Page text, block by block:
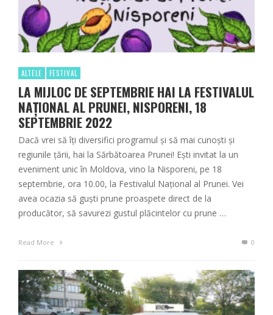
ALTELE FESTIVAL
LA MIJLOC DE SEPTEMBRIE HAI LA FESTIVALUL
NAȚIONAL AL PRUNEI, NISPORENI, 18
SEPTEMBRIE 2022
Dacă vrei să îți diversifici programul și să mai cunoști și
regiunile țării, hai la Sărbătoarea Prunei! Ești invitat la un
eveniment unic în Moldova, vino la Nisporeni, pe 18
septembrie, ora 10.00, la Festivalul Național al Prunei. Vei
avea ocazia să guști prune proaspete direct de la
producător, să savurezi gustul plăcintelor cu prune …
Read More 0